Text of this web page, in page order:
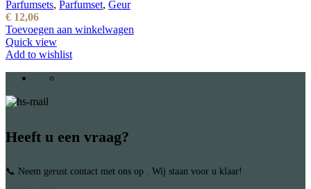
Parfumsets, Parfumset, Geur
€ 12,06
Toevoegen aan winkelwagen
Quick view
Add to wishlist
Heeft u een vraag?
📞 Neem gerust contact met ons op . Wij staan voor u klaar!